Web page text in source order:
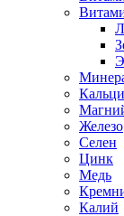
Железо
Селен
Цинк
Медь
Калий